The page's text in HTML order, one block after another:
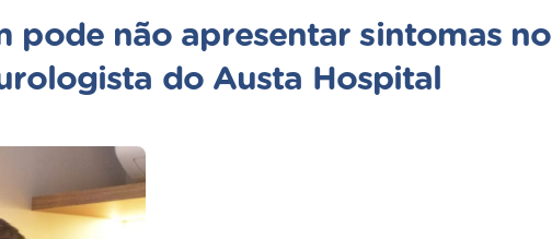
pode não apresentar sintomas no
do Austa Hospital